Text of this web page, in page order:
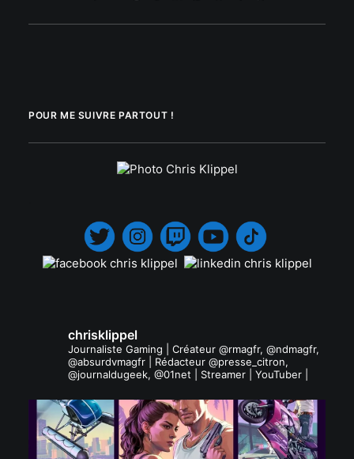
POUR ME SUIVRE PARTOUT !
chrisklippel
Journaliste Gaming | Créateur @rmagfr, @ndmagfr,
@absurdvmagfr | Rédacteur @presse_citron,
@journaldugeek, @01net | Streamer | YouTuber |